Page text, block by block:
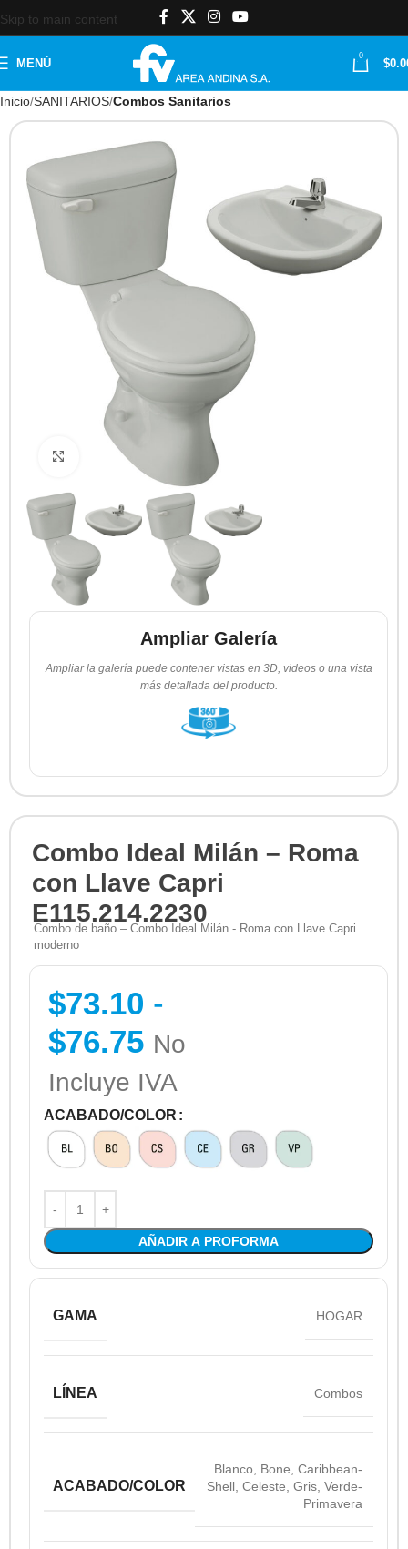
Skip to main content
MENÚ
0
$
Inicio SANITARIOS Combos Sanitarios
Clic para ampliar
Ampliar Galería
Ampliar la galería puede contener vistas en 3D, videos o una vista
más detallada del producto.
Combo Ideal Milán – Roma
con Llave Capri
E115.214.2230
Combo de baño – Combo Ideal Milán - Roma con Llave Capri
moderno
$73.10 -
$76.75 No
Incluye IVA
ACABADO/COLOR
AÑADIR A PROFORMA
GAMA HOGAR
LÍNEA Combos
ACABADO/COLOR
Blanco, Bone, Caribbean-
Shell, Celeste, Gris, Verde-
Primavera